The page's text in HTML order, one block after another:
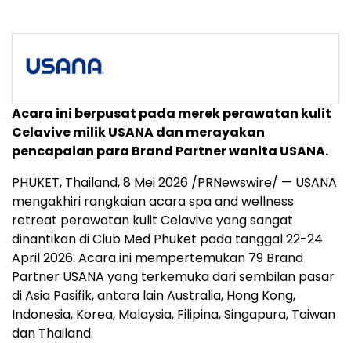
Acara ini berpusat pada merek perawatan kulit
Celavive milik USANA dan merayakan
pencapaian para Brand Partner wanita USANA.
PHUKET, Thailand,8 Mei 2026 /PRNewswire/ — USANA
mengakhiri rangkaian acara spa and wellness
retreat perawatan kulit Celavive yang sangat
dinantikan di Club Med Phuket pada tanggal 22-24
April 2026. Acara ini mempertemukan 79 Brand
Partner USANA yang terkemuka dari sembilan pasar
di Asia Pasifik, antara lain Australia, Hong Kong,
Indonesia, Korea, Malaysia, Filipina, Singapura, Taiwan
dan Thailand.